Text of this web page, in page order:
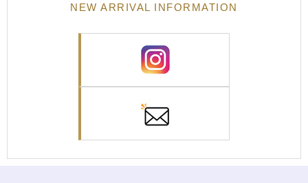
NEW ARRIVAL INFORMATION